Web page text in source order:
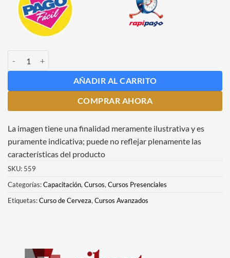
AÑADIR AL CARRITO
COMPRAR AHORA
La imagen tiene una finalidad meramente ilustrativa y es
puramente indicativa; puede no reflejar plenamente las
características del producto
SKU: 559
Categorías:Capacitación, Cursos, Cursos Presenciales
Etiquetas:Curso de Cerveza, Cursos Avanzados